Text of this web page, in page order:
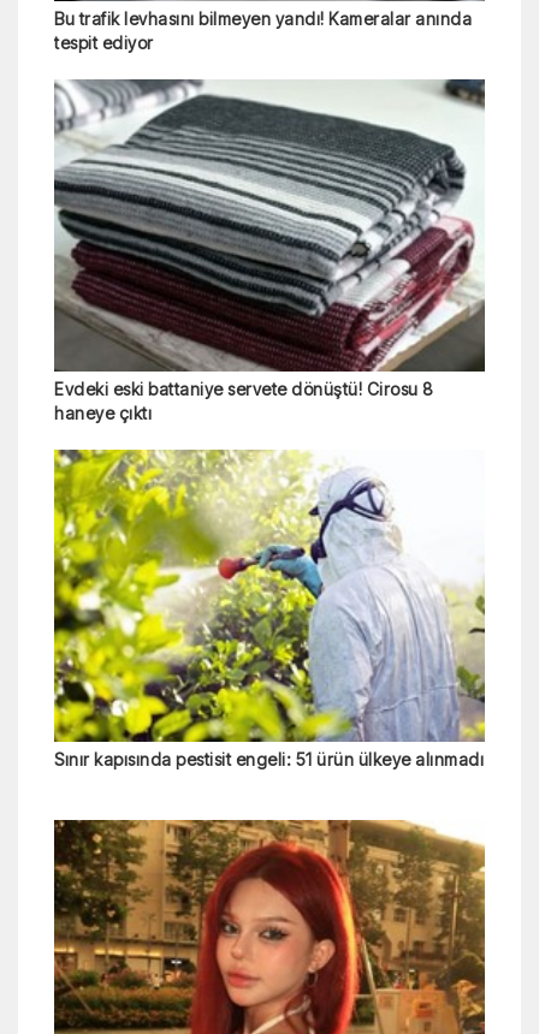
Bu trafik levhasını bilmeyen yandı! Kameralar anında
tespit ediyor
Evdeki eski battaniye servete dönüştü! Cirosu 8
haneye çıktı
Sınır kapısında pestisit engeli: 51 ürün ülkeye alınmadı